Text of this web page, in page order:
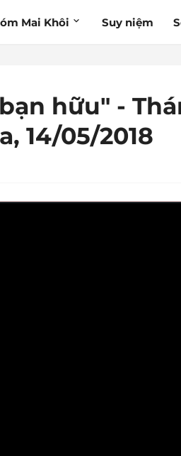
Mai Khôi Suy niệm
hữu" -
14/05/2018